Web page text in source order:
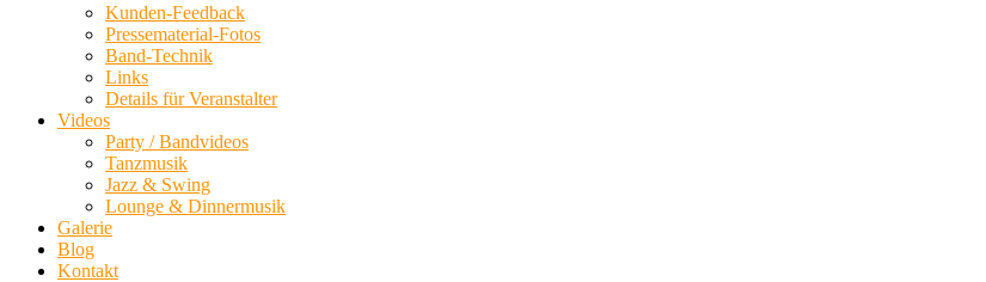
Kunden-Feedback
Pressematerial-Fotos
Band-Technik
Links
Details für Veranstalter
Videos
Party / Bandvideos
Tanzmusik
Jazz & Swing
Lounge & Dinnermusik
Galerie
Blog
Kontakt